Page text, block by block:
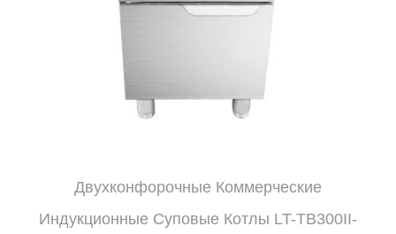
Двухконфорочные Коммерческие
Индукционные Суповые Котлы LT-TB300II-